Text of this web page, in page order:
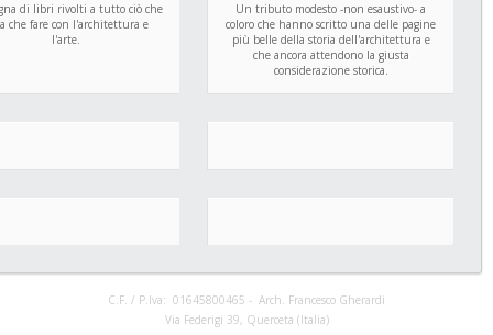
di libri rivolti a tutto ciò che
che fare con l'architettura e
l'arte.
Un tributo modesto -non esaustivo- a
coloro che hanno scritto una delle pagine
più belle della storia dell'architettura e
che ancora attendono la giusta
considerazione storica.
C.F. / P.Iva: 01645800465 - Arch. Francesco Gherardi
Via Federigi 39, Querceta (Italia)